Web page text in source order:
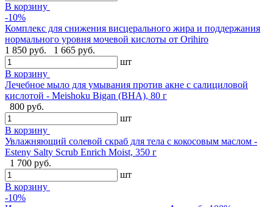
В корзину
-10%
Комплекс для снижения висцерального жира и поддержания
нормального уровня мочевой кислоты от Orihiro
1 850 руб.
1 665 руб.
шт
В корзину
Лечебное мыло для умывания против акне с салициловой
кислотой - Meishoku Bigan (BHA), 80 г
800 руб.
шт
В корзину
Увлажняющий солевой скраб для тела с кокосовым маслом -
Esteny Salty Scrub Enrich Moist, 350 г
1 700 руб.
шт
В корзину
-10%